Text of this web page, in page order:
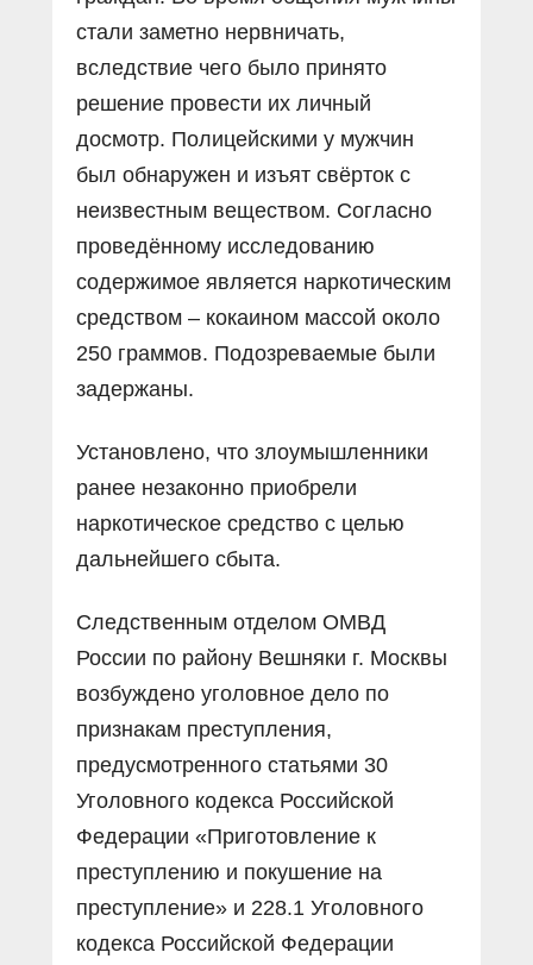
стали заметно нервничать,
вследствие чего было принято
решение провести их личный
досмотр. Полицейскими у мужчин
был обнаружен и изъят свёрток с
неизвестным веществом. Согласно
проведённому исследованию
содержимое является наркотическим
средством – кокаином массой около
250 граммов. Подозреваемые были
задержаны.
Установлено, что злоумышленники
ранее незаконно приобрели
наркотическое средство с целью
дальнейшего сбыта.
Следственным отделом ОМВД
России по району Вешняки г. Москвы
возбуждено уголовное дело по
признакам преступления,
предусмотренного статьями 30
Уголовного кодекса Российской
Федерации «Приготовление к
преступлению и покушение на
преступление» и 228.1 Уголовного
кодекса Российской Федерации